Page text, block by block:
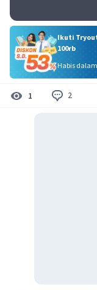
Ikuti
100rb
Habis dalam
1 2